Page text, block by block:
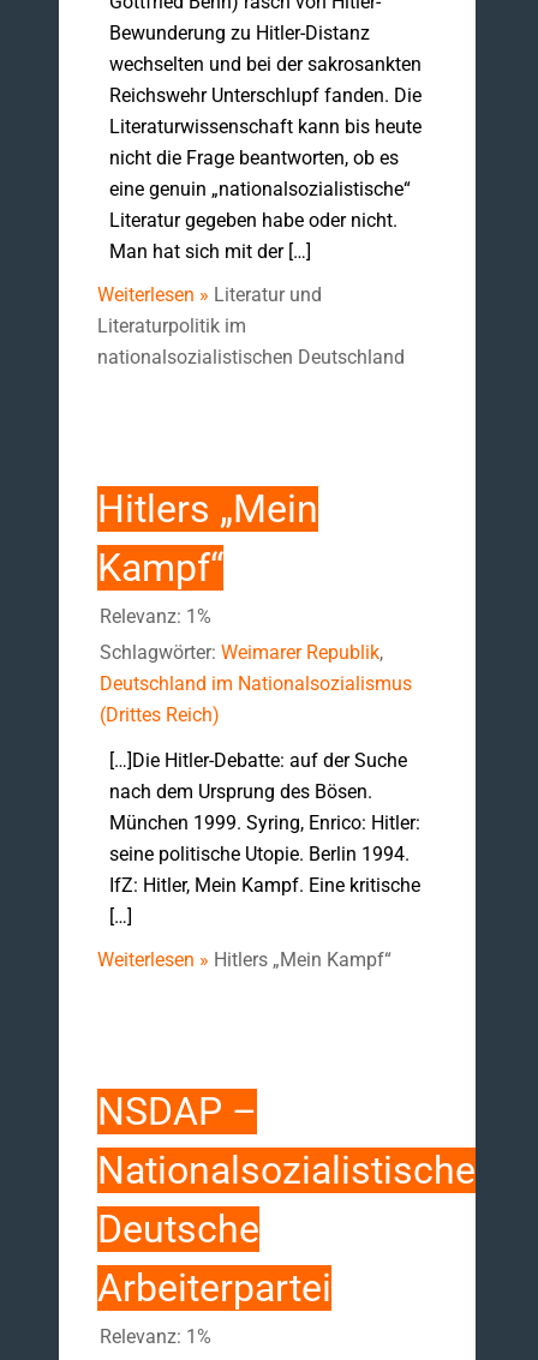
Bewunderung zu Hitler-Distanz
wechselten und bei der sakrosankten
Reichswehr Unterschlupf fanden. Die
Literaturwissenschaft kann bis heute
nicht die Frage beantworten, ob es
eine genuin „nationalsozialistische“
Literatur gegeben habe oder nicht.
Man hat sich mit der […]
Weiterlesen » Literatur und
Literaturpolitik im
nationalsozialistischen Deutschland
Hitlers „Mein
Kampf“
Relevanz: 1%
Schlagwörter: Weimarer Republik,
Deutschland im Nationalsozialismus
(Drittes Reich)
[…]Die Hitler-Debatte: auf der Suche
nach dem Ursprung des Bösen.
München 1999. Syring, Enrico: Hitler:
seine politische Utopie. Berlin 1994.
IfZ: Hitler, Mein Kampf. Eine kritische
[…]
Weiterlesen » Hitlers „Mein Kampf“
NSDAP –
Nationalsozialistische
Deutsche
Arbeiterpartei
Relevanz: 1%